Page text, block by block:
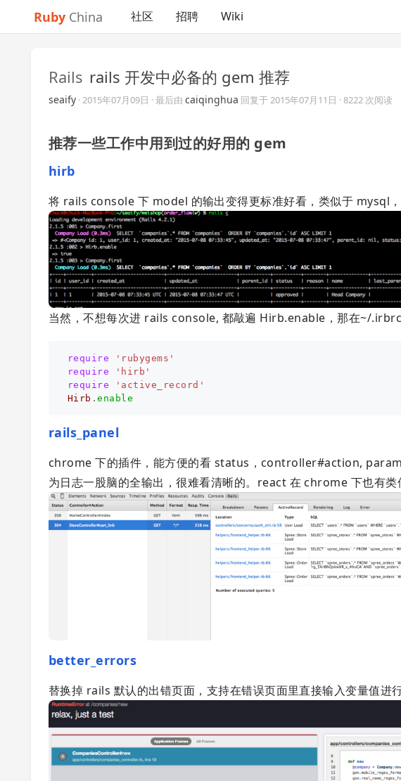
Ruby China 社区 招聘 Wiki
Rails rails 开发中必备的 gem 推荐
seaify ·2015年07月09日 · 最后由 caiqinghua 回复于2015年07月11日 · 8222 次阅读
推荐一些工作中用到过的好用的 gem
hirb
将 rails console 下 model 的输出变得更标准好看，类似于 mysql
当然，不想每次进 rails console, 都敲遍 Hirb.enable，那在~/
require
'rubygems'
require
'hirb'
require
'active_record'
Hirb .enable
rails_panel
chrome 下的插件，能方便的看 status，controller#action,
为日志一股脑的全输出，很难看清晰的。react 在 chrome 下也有类
better_errors
替换掉 rails 默认的出错页面，支持在错误页面里直接输入变量值进